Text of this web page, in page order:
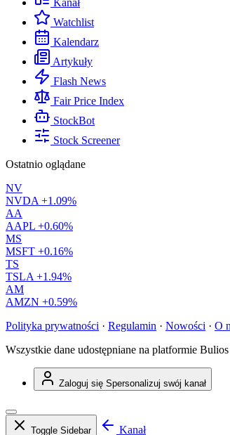
Kanał
Watchlist
Kalendarz
Artykuły
Flash News
Fair Price Index
StockBot
Stock Screener
Ostatnio oglądane
NV
NVDA +1.09%
AA
AAPL +0.60%
MS
MSFT +0.16%
TS
TSLA +1.94%
AM
AMZN +0.59%
Polityka prywatności · Regulamin · Nowości · O
Wszystkie dane udostępniane na platformie
Zaloguj się Spersonalizuj swój kanał
Toggle Sidebar
Kanał